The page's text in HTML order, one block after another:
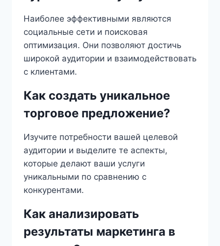
Наиболее эффективными являются
социальные сети и поисковая
оптимизация. Они позволяют достичь
широкой аудитории и взаимодействовать
с клиентами.
Как создать уникальное
торговое предложение?
Изучите потребности вашей целевой
аудитории и выделите те аспекты,
которые делают ваши услуги
уникальными по сравнению с
конкурентами.
Как анализировать
результаты маркетинга в